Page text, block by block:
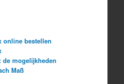
online bestellen
de mogelijkheden
Maß